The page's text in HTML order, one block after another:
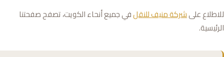
للاطلاع علىشركة منيف للنقلفي جميع أنحاء الكويت، تصفح صفحتنا
الرئيسية.